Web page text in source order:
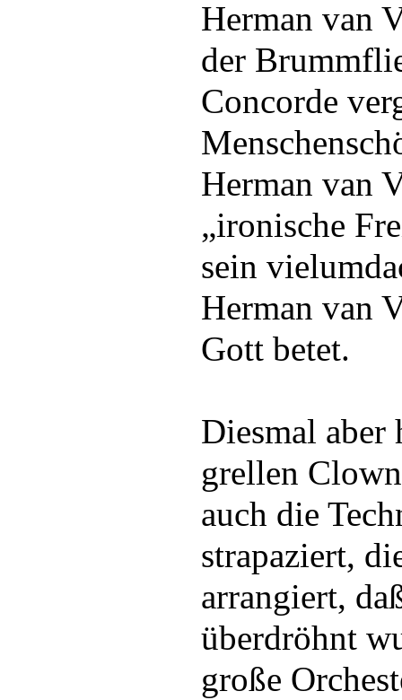
Herman van
der
Concorde
Herman van
„ironische
sein
Herman van
Gott betet.
Diesmal aber
grellen
auch die
strapaziert,
arrangiert,
überdröhnt
große